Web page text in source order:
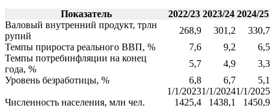
Показатель 2022/23 2023/24 2024/25
Валовый внутренний продукт, трлн
рупий
268,9 301,2
330,7
Темпы прироста реального ВВП, %
7,6 9,2
6,5
Темпы потребинфляции на конец
года, %
5,7 4,9
3,3
Уровень безработицы, %
6,8 6,7
5,1
1/1/20231/1/20241/1/2025
Численность населения, млн чел.
1425,4 1438,1
1450,9